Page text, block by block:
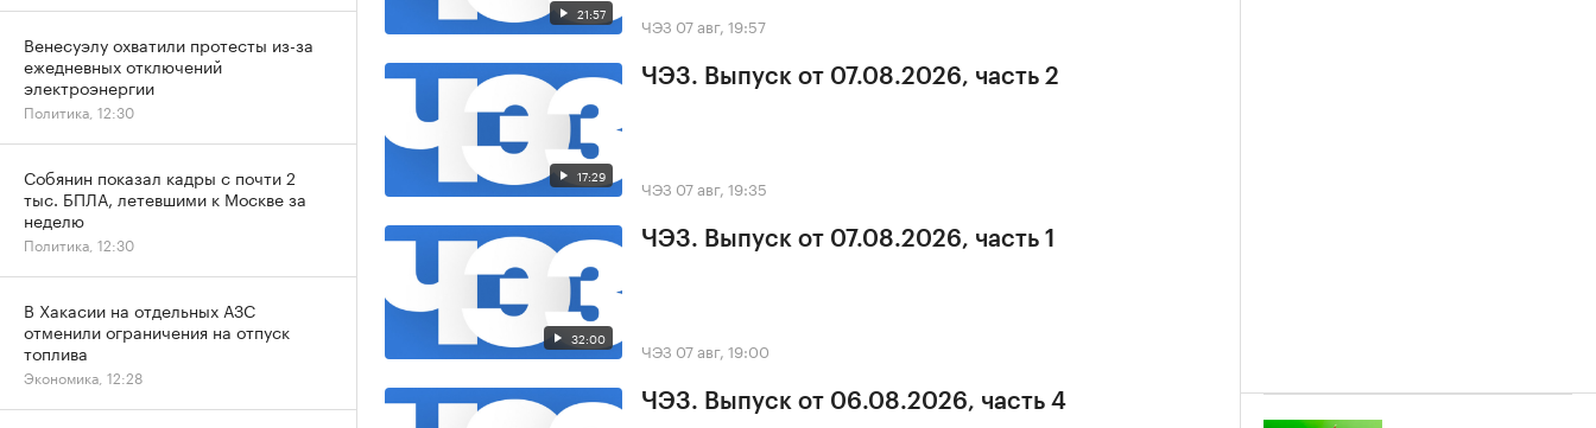
21:57 ЧЭЗ 07 авг, 19:57
17:29
ЧЭЗ. Выпуск от 07.08.2026, часть 2
ЧЭЗ 07 авг, 19:35
32:00
ЧЭЗ. Выпуск от 07.08.2026, часть 1
ЧЭЗ 07 авг, 19:00
ЧЭЗ. Выпуск от 06.08.2026, часть 4
Венесуэлу охватили протесты из-за
ежедневных отключений
электроэнергии
Политика, 12:30
Собянин показал кадры с почти 2
тыс. БПЛА, летевшими к Москве за
неделю
Политика, 12:30
В Хакасии на отдельных АЗС
отменили ограничения на отпуск
топлива
Экономика, 12:28